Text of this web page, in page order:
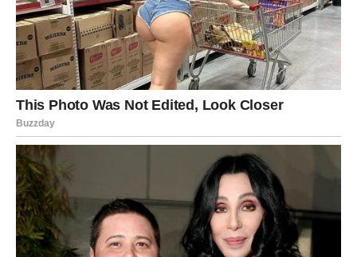
izgubio.
Ako ste se osećali zanemareno – sada dolazi priznanje.
Karma ne deluje naglo, ali deluje precizno.
I u ovom periodu, ona radi u vašu korist.